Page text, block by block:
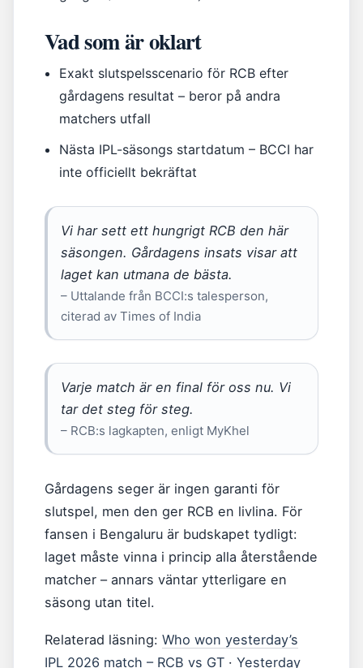
Vad som är oklart
Exakt slutspelsscenario för RCB efter
gårdagens resultat – beror på andra
matchers utfall
Nästa IPL-säsongs startdatum – BCCI har
inte officiellt bekräftat
Vi har sett ett hungrigt RCB den här
säsongen. Gårdagens insats visar att
laget kan utmana de bästa.
– Uttalande från BCCI:s talesperson,
citerad av Times of India
Varje match är en final för oss nu. Vi
tar det steg för steg.
– RCB:s lagkapten, enligt MyKhel
Gårdagens seger är ingen garanti för
slutspel, men den ger RCB en livlina. För
fansen i Bengaluru är budskapet tydligt:
laget måste vinna i princip alla återstående
matcher – annars väntar ytterligare en
säsong utan titel.
Relaterad läsning: Who won yesterday’s
IPL 2026 match – RCB vs GT · Yesterday